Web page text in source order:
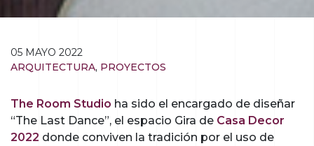
05 MAYO 2022
ARQUITECTURA, PROYECTOS
The Room Studio ha sido el encargado de diseñar
“The Last Dance”, el espacio Gira de Casa Decor
2022 donde conviven la tradición por el uso de